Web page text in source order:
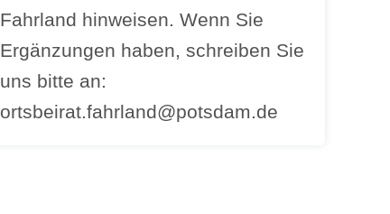
Fahrland hinweisen. Wenn Sie
Ergänzungen haben, schreiben Sie
uns bitte an:
ortsbeirat.fahrland@potsdam.de